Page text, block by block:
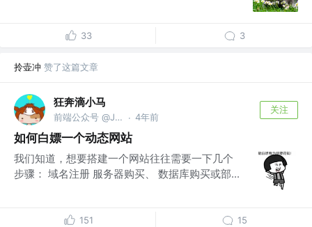
33 3
拎壶冲 赞了这篇文章
狂奔滴小马
前端公众号 @JS酷 · 4年前
关注
如何白嫖一个动态网站
我们知道，想要搭建一个网站往往需要一下几个
步骤： 域名注册 服务器购买、 数据库购买或部...
151 15